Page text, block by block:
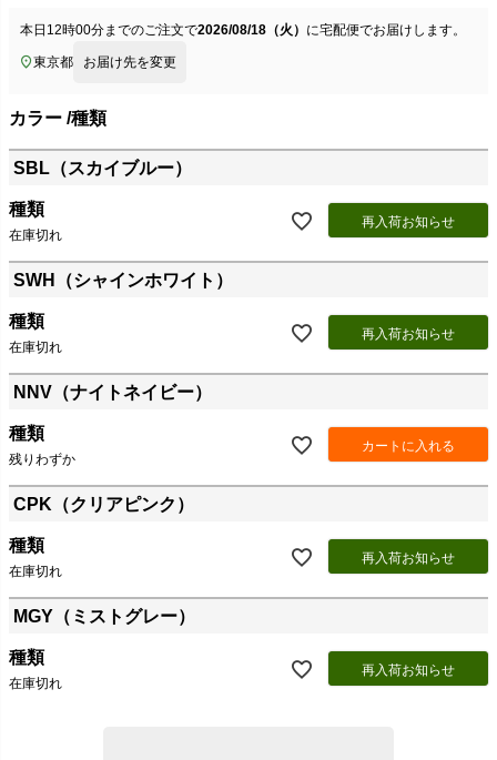
本日 12時00分までのご注文で2026/08/18（火） に宅配便でお届けします。
東京都 お届け先を変更
カラー 種類
SBL（スカイブルー）
種類
在庫切れ
再入荷お知らせ
SWH（シャインホワイト）
種類
在庫切れ
再入荷お知らせ
NNV（ナイトネイビー）
種類
残りわずか
カートに入れる
CPK（クリアピンク）
種類
在庫切れ
再入荷お知らせ
MGY（ミストグレー）
種類
在庫切れ
再入荷お知らせ